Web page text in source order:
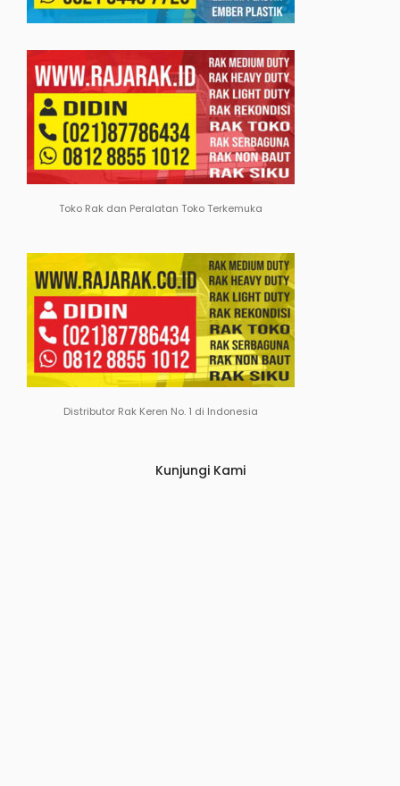
Toko Rak dan Peralatan Toko Terkemuka
Distributor Rak Keren No. 1 di Indonesia
Kunjungi Kami